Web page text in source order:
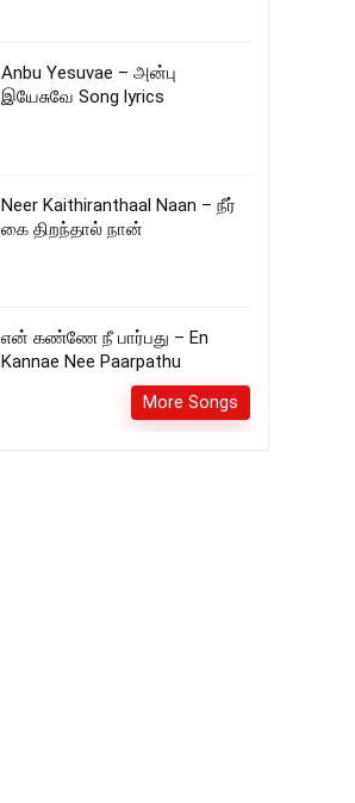
Anbu Yesuvae – அன்பு
இயேசுவே Song lyrics
Neer Kaithiranthaal Naan – நீர்
கை திறந்தால் நான்
என் கண்ணே நீ பார்பது – En
Kannae Nee Paarpathu
More Songs